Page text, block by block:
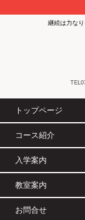
継続は力な
トップページ
コース紹介
入学案内
教室案内
お問合せ